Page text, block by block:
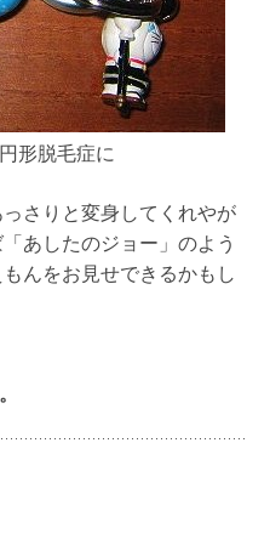
形脱毛症に
さりと変身してくれやが
あしたのジョー」のよう
んをお見せできるかもし